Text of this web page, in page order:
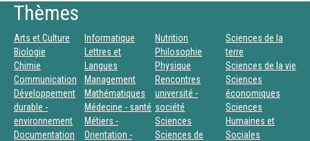
Thèmes
Arts et Culture
Biologie
Chimie
Communication
Développement
durable -
environnement
Documentation
Informatique
Lettres et
Langues
Management
Mathématiques
Médecine - santé
Métiers -
Orientation -
Nutrition
Philosophie
Physique
Rencontres
université -
société
Sciences
Sciences de
Sciences de la
terre
Sciences de la vie
Sciences
économiques
Sciences
Humaines et
Sociales